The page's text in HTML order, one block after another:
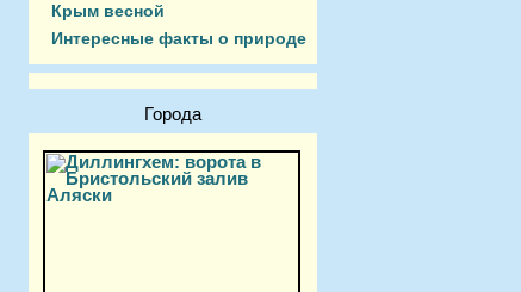
Крым весной
Интересные факты о природе
Города